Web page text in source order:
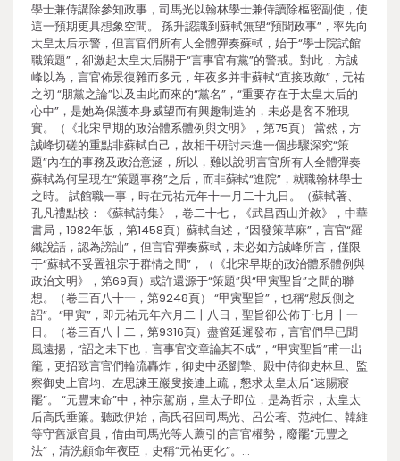
學士兼侍講除參知政事，司馬光以翰林學士兼侍讀除樞密副使，使
這一預期更具想象空間。 孫升認識到蘇軾無望“預聞政事”，率先向
太皇太后示警，但言官們所有人全體彈奏蘇軾，始于“學士院試館
職策題”，卻激起太皇太后關于“言事官有黨”的警戒。對此，方誠
峰以為，言官佈景復雜而多元，年夜多并非蘇軾“直接政敵”，元祐
之初 “朋黨之論”以及由此而來的“黨名”，“重要存在于太皇太后的
心中”，是她為保護本身威望而有興趣制造的，未必是客不雅現
實。（《北宋早期的政治體系體例與文明》，第75頁） 當然，方
誠峰切磋的重點非蘇軾自己，故相干研討未進一個步驟深究“策
題”內在的事務及政治意涵，所以，難以說明言官所有人全體彈奏
蘇軾為何呈現在“策題事務”之后，而非蘇軾“進院”，就職翰林學士
之時。 試館職一事，時在元祐元年十一月二十九日。（蘇軾著、
孔凡禮點校：《蘇軾詩集》，卷二十七，《武昌西山并敘》，中華
書局，1982年版，第1458頁）蘇軾自述，“因發策草麻”，言官“羅
織說話，認為謗訕”，但言官彈奏蘇軾，未必如方誠峰所言，僅限
于“蘇軾不妥置祖宗于群情之間”，（《北宋早期的政治體系體例與
政治文明》，第69頁）或許還源于“策題”與“甲寅聖旨”之間的聯
想。（卷三百八十一，第9248頁） “甲寅聖旨”，也稱“慰反側之
詔”。“甲寅”，即元祐元年六月二十八日，聖旨卻公佈于七月十一
日。（卷三百八十二，第9316頁）盡管延遲發布，言官們早已聞
風遠揚，“詔之未下也，言事官交章論其不成”，“甲寅聖旨”甫一出
籠，更招致言官們輪流轟炸，御史中丞劉摯、殿中侍御史林旦、監
察御史上官均、左思諫王巖叟接連上疏，懇求太皇太后“速賜寢
罷”。 “元豐末命”中，神宗駕崩，皇太子即位，是為哲宗，太皇太
后高氏垂簾。聽政伊始，高氏召回司馬光、呂公著、范純仁、韓維
等守舊派官員，借由司馬光等人薦引的言官權勢，廢罷“元豐之
法”，清洗顧命年夜臣，史稱“元祐更化”。…